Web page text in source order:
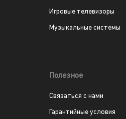
Игровые телевизоры
Музыкальные системы
Полезное
Связаться с нами
Гарантийные условия